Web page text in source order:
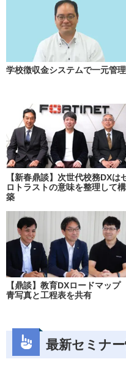
学校徴収金システムで一元管理
【新春鼎談】次世代校務DXは
ロトラストの意味を整理して構
築
【鼎談】教育DXロードマップ
青写真と工程表を共有
最新セミナ